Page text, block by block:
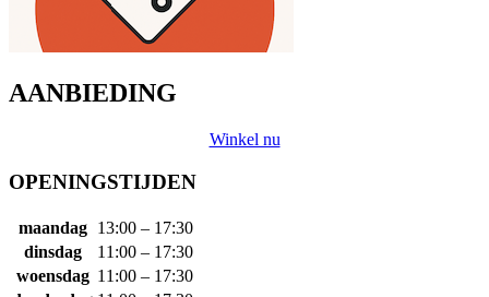
AANBIEDING
Winkel nu
OPENINGSTIJDEN
maandag
13:00 – 17:30
dinsdag
11:00 – 17:30
woensdag 11:00 – 17:30